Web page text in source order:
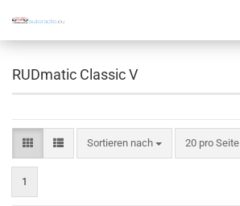
RUDmatic Classic V
Sortieren nach
Sortieren nach 20 pro Seite
pro Seite
1